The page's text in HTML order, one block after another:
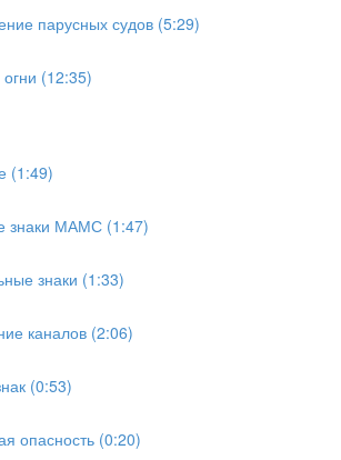
парусных судов (5:29)
(12:35)
(1:49)
знаки МАМС (1:47)
знаки (1:33)
каналов (2:06)
(0:53)
опасность (0:20)